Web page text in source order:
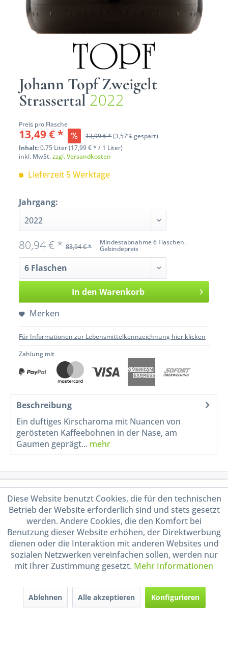
Johann Topf Zweigelt
Strassertal2022
Preis pro Flasche
13,49 € * 13,99 € *(3,57% gespart)
Inhalt:0.75 Liter (17,99 € * / 1 Liter)
inkl. MwSt.zzgl. Versandkosten
Lieferzeit 5 Werktage
Jahrgang:
Mindestabnahme 6 Flaschen.
Gebindepreis
80,94 € * 83,94 € *
In den Warenkorb
Merken
Für Informationen zur Lebensmittelkennzeichnung hier klicken
Zahlung mit
Beschreibung
Ein duftiges Kirscharoma mit Nuancen von
gerösteten Kaffeebohnen in der Nase, am
Gaumen geprägt... mehr
Shop Service
Informationen
Handel mit BIO-Weinen
durch DE-ÖKO-009
Diese Website benutzt Cookies, die für den technischen
Betrieb der Website erforderlich sind und stets gesetzt
werden. Andere Cookies, die den Komfort bei
Benutzung dieser Website erhöhen, der Direktwerbung
dienen oder die Interaktion mit anderen Websites und
sozialen Netzwerken vereinfachen sollen, werden nur
mit Ihrer Zustimmung gesetzt. Mehr Informationen
Ablehnen Alle akzeptieren Konfigurieren